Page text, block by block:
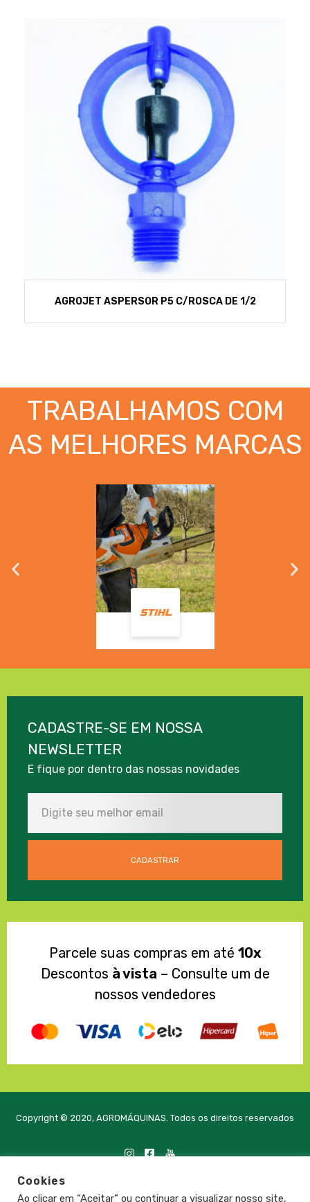
AGROJET ASPERSOR P5 C/ROSCA DE 1/2
TRABALHAMOS COM
AS MELHORES MARCAS
CADASTRE-SE EM NOSSA
NEWSLETTER
E fique por dentro das nossas novidades
Parcele suas compras em até 10x
Descontos à vista – Consulte um de
nossos vendedores
Copyright © 2020, AGROMÁQUINAS. Todos os direitos reservados
Desenvolvido com
Cookies
Ao clicar em “Aceitar” ou continuar a visualizar nosso site,